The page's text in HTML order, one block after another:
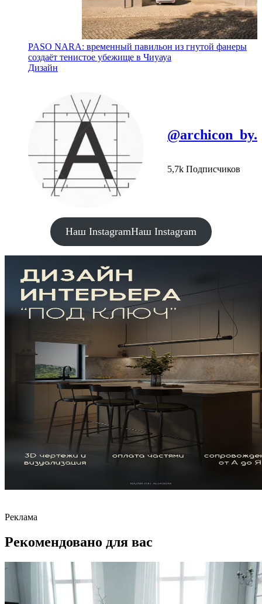
PASO NARA: временный павильон из гнутой фанеры
создаёт тенистое убежище в Чиуауа
Дизайн
@archicon_by.
5,7k Подписчиков
Наш InstagramНаш Instagram
Реклама
Рекомендовано для вас